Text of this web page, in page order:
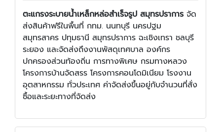
ตะแกรงระบายน้ำเหล็กหล่อสำเร็จรูป สมุทรปราการ จัด
ส่งสินค้าฟรีในพื้นที่ กทม. นนทบุรี นครปฐม
สมุทรสาคร ปทุมธานี สมุทรปราการ ฉะเชิงเทรา ชลบุรี
ระยอง และจัดส่งถึงงานพัสดุเทศบาล องค์กร
ปกครองส่วนท้องถิ่น การทางพิเศษ กรมทางหลวง
โครงการบ้านจัดสรร โครงการคอนโดมิเนียม โรงงาน
อุตสาหกรรม ทั่วประเทศ ค่าจัดส่งขึ้นอยู่กับจำนวนที่สั่ง
ซื้อและระยะทางที่จัดส่ง